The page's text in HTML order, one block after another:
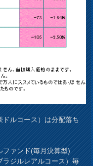
ルコース）は分配落ち
ァンド(毎月決算型)
ジルレアルコース）毎